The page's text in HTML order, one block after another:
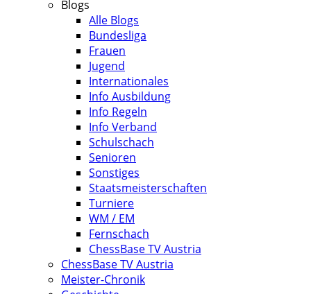
Blogs
Alle Blogs
Bundesliga
Frauen
Jugend
Internationales
Info Ausbildung
Info Regeln
Info Verband
Schulschach
Senioren
Sonstiges
Staatsmeisterschaften
Turniere
WM / EM
Fernschach
ChessBase TV Austria
ChessBase TV Austria
Meister-Chronik